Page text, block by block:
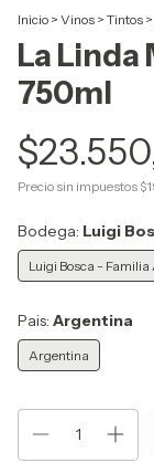
Inicio > Vinos > Tintos >
La Linda
750ml
Precio sin impuestos
Bodega: Luigi
Luigi Bosca - Familia
Pais: Argentina
Argentina